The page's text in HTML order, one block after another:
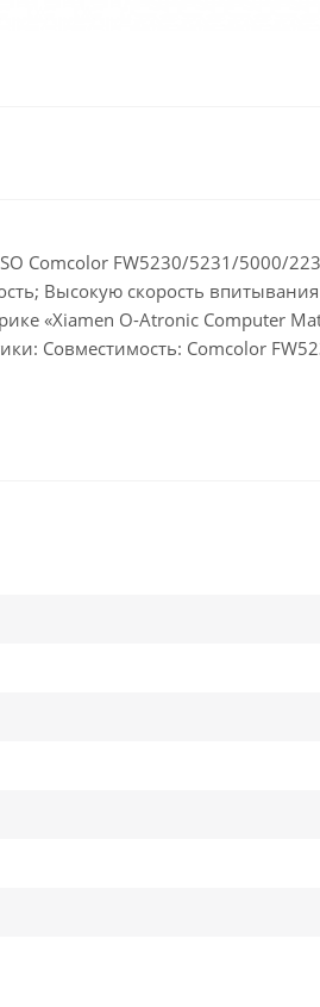
Comcolor FW5230/5231/5000/
Высокую скорость
«Xiamen O-Atronic Computer
Совместимость: Comcolor